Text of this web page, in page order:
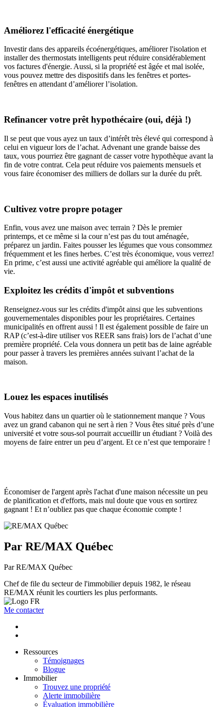
Améliorez l'efficacité énergétique
Investir dans des appareils écoénergétiques, améliorer l'isolation et
installer des thermostats intelligents peut réduire considérablement
vos factures d'énergie. Aussi, si la propriété est âgée et mal isolée,
vous pouvez mettre des dispositifs dans les fenêtres et portes-
fenêtres en attendant d’améliorer l’isolation.
Refinancer votre prêt hypothécaire (oui, déjà !)
Il se peut que vous ayez un taux d’intérêt très élevé qui correspond à
celui en vigueur lors de l’achat. Advenant une grande baisse des
taux, vous pourriez être gagnant de casser votre hypothèque avant la
fin de votre contrat. Cela peut réduire vos paiements mensuels et
vous faire économiser des milliers de dollars sur la durée du prêt.
Cultivez votre propre potager
Enfin, vous avez une maison avec terrain ? Dès le premier
printemps, et ce même si la cour n’est pas du tout aménagée,
préparez un jardin. Faites pousser les légumes que vous consommez
fréquemment et les fines herbes. C’est très économique, vous verrez!
En prime, c’est aussi une activité agréable qui améliore la qualité de
vie.
Exploitez les crédits d'impôt et subventions
Renseignez-vous sur les crédits d'impôt ainsi que les subventions
gouvernementales disponibles pour les propriétaires. Certaines
municipalités en offrent aussi ! Il est également possible de faire un
RAP (c’est-à-dire utiliser vos REER sans frais) lors de l’achat d’une
première propriété. Cela vous donnera un petit bas de laine agréable
pour passer à travers les premières années suivant l’achat de la
maison.
Louez les espaces inutilisés
Vous habitez dans un quartier où le stationnement manque ? Vous
avez un grand cabanon qui ne sert à rien ? Vous êtes situé près d’une
université et votre sous-sol pourrait accueillir un étudiant ? Voilà des
moyens de faire entrer un peu d’argent. Et ce n’est que temporaire !
Économiser de l'argent après l'achat d'une maison nécessite un peu
de planification et d'efforts, mais nul doute que vous en sortirez
gagnant ! Et n’oubliez pas que chaque économie compte !
Par RE/MAX Québec
Par RE/MAX Québec
Chef de file du secteur de l'immobilier depuis 1982, le réseau
RE/MAX réunit les courtiers les plus performants.
Me contacter
Ressources
Témoignages
Blogue
Immobilier
Trouvez une propriété
Alerte immobilière
Évaluation immobilière